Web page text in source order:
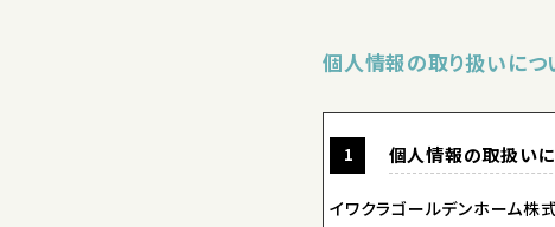
個人情報の取り扱いにつ
個人情報の取扱い
イワクラゴールデンホーム